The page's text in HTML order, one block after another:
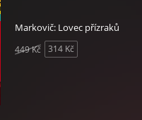
Markovič: Lovec přízraků
314 Kč
449 Kč